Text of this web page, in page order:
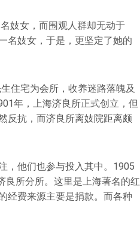
妓女，而围观人群却无动于
名妓女，于是，更坚定了她的
住宅为会所，收养迷路落魄及
年，上海济良所正式创立，但
反抗，而济良所离妓院距离颇
，他们也参与投入其中。1905
良所分所。这里是上海著名的红
经费来源主要是捐款。而各种